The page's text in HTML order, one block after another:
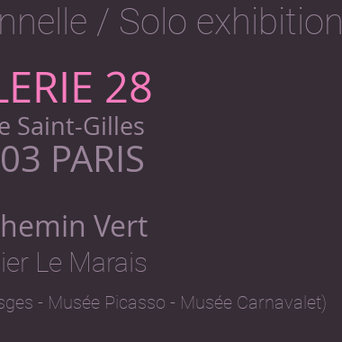
/ Solo exhibition
28
Saint-Gilles
PARIS
Vert
Le Marais
- Musée Picasso - Musée Carnavalet)